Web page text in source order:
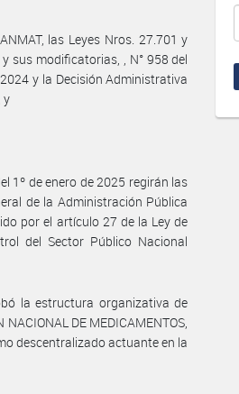
las Leyes Nros. 27.701 y
sus modificatorias, , N° 958 del
y la Decisión Administrativa
y
1º de enero de 2025 regirán las
de la Administración Pública
por el artículo 27 de la Ley de
del Sector Público Nacional
la estructura organizativa de
DE MEDICAMENTOS,
descentralizado actuante en la